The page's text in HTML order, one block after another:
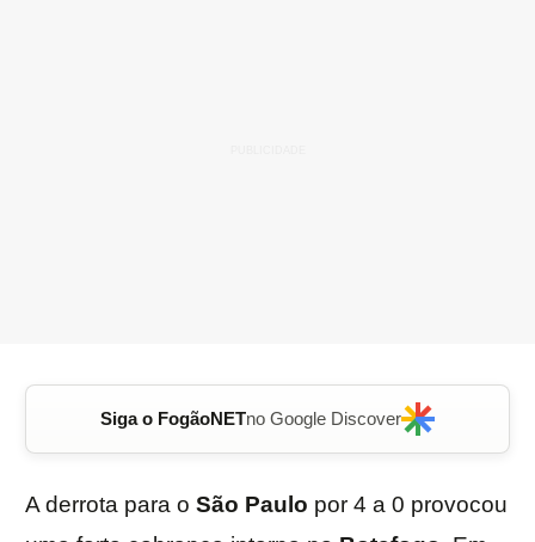
Siga o FogãoNETno Google Discover
A derrota para o São Paulo por 4 a 0 provocou